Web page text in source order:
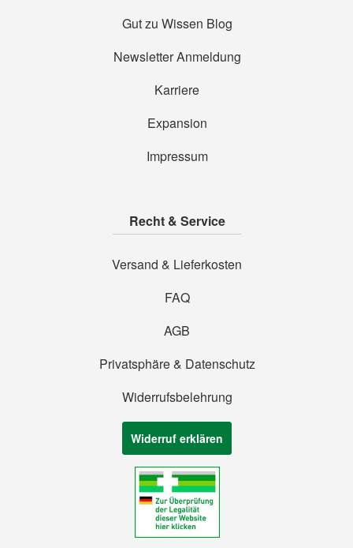
Gut zu Wissen Blog
Newsletter Anmeldung
Karriere
Expansion
Impressum
Recht & Service
Versand & Lieferkosten
FAQ
AGB
Privatsphäre & Datenschutz
Widerrufsbelehrung
Widerruf erklären